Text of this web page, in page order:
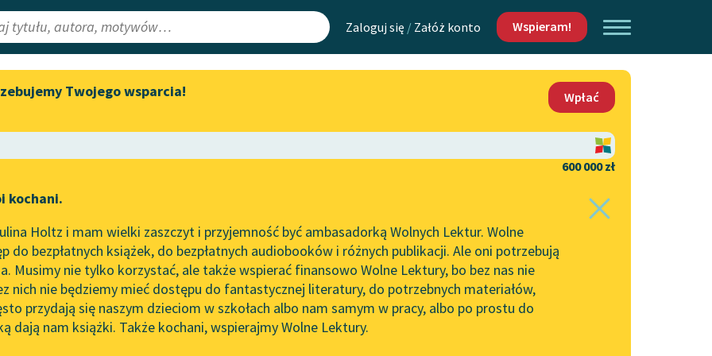
Zaloguj się / Załóż konto Wspieram!
Lektury
redakcyjne
Aktualności
„Prokurator Alicja Horn” do
literatury skandynawskiej
Spotkanie z Katarzyną Tunkiel
w Oslo
102. lata temu zmarł Joseph
Conrad
Mapa Wolnych Lektur
Leśmianator
API
OAI-PMH
Widget Wolnych Lektur
Kontakt
O projekcie
Zasady wykorzystania
Wolnych Lektur
Logotypy
Materiały promocyjne
Twojego wsparcia!
Wpłać
600 000 zł
kochani.
Holtz i mam wielki zaszczyt i przyjemność być ambasadorką Wolnych Lektur. Wolne
do bezpłatnych książek, do bezpłatnych audiobooków i różnych publikacji. Ale oni potrzebują
Musimy nie tylko korzystać, ale także wspierać finansowo Wolne Lektury, bo bez nas nie
nich nie będziemy mieć dostępu do fantastycznej literatury, do potrzebnych materiałów,
przydają się naszym dzieciom w szkołach albo nam samym w pracy, albo po prostu do
dają nam książki. Także kochani, wspierajmy Wolne Lektury.
Bargielska